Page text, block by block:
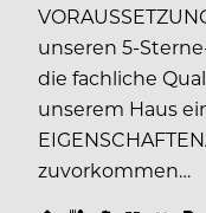
unseren 5-
die fachliche
unserem Haus
zuvorkommen…